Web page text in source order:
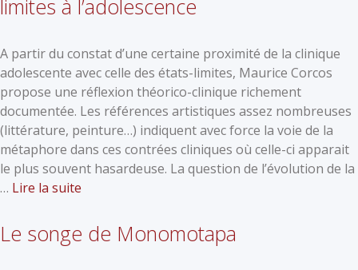
limites à l’adolescence
A partir du constat d’une certaine proximité de la clinique
adolescente avec celle des états-limites, Maurice Corcos
propose une réflexion théorico-clinique richement
documentée. Les références artistiques assez nombreuses
(littérature, peinture…) indiquent avec force la voie de la
métaphore dans ces contrées cliniques où celle-ci apparait
le plus souvent hasardeuse. La question de l’évolution de la
… Lire la suite
Le songe de Monomotapa